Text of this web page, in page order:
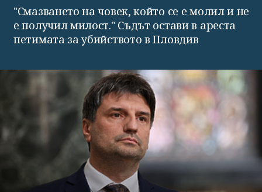
"Смазването на човек, който се е молил и не
е получил милост." Съдът остави в ареста
петимата за убийството в Пловдив